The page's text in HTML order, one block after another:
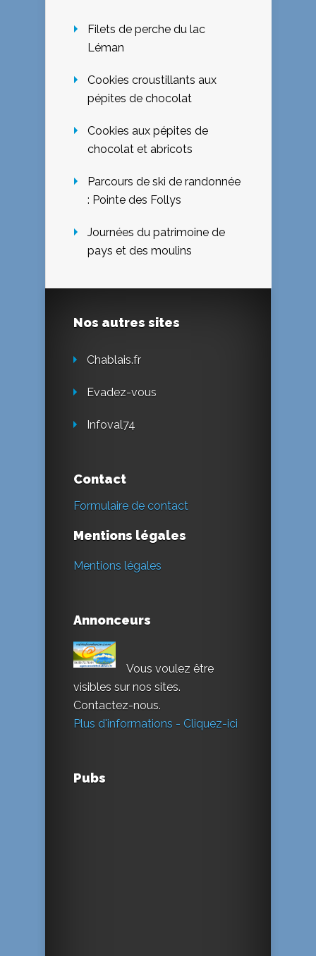
Filets de perche du lac
Léman
Cookies croustillants aux
pépites de chocolat
Cookies aux pépites de
chocolat et abricots
Parcours de ski de randonnée
: Pointe des Follys
Journées du patrimoine de
pays et des moulins
Nos autres sites
Chablais.fr
Evadez-vous
Infoval74
Contact
Formulaire de contact
Mentions légales
Mentions légales
Annonceurs
Vous voulez être
visibles sur nos sites.
Contactez-nous.
Plus d'informations - Cliquez-ici
Pubs